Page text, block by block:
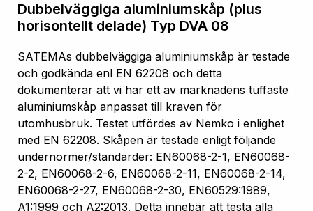
Dubbelväggiga aluminiumskåp (plus
horisontellt delade) Typ DVA 08
SATEMAs dubbelväggiga aluminiumskåp är testade
och godkända enl EN 62208 och detta
dokumenterar att vi har ett av marknadens tuffaste
aluminiumskåp anpassat till kraven för
utomhusbruk. Testet utfördes av Nemko i enlighet
med EN 62208. Skåpen är testade enligt följande
undernormer/standarder: EN60068-2-1, EN60068-
2-2, EN60068-2-6, EN60068-2-11, EN60068-2-14,
EN60068-2-27, EN60068-2-30, EN60529:1989,
A1:1999 och A2:2013. Detta innebär att testa alla